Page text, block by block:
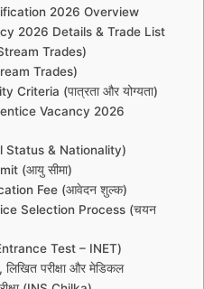
2026 Overview
2026 Details & Trade List
Stream Trades)
Trades)
(पात्रता और योग्यता)
Vacancy 2026
Status & Nationality)
(आयु सीमा)
Fee (आवेदन शुल्क)
Selection Process (चयन
Test – INET)
लिखित परीक्षा और मेडिकल